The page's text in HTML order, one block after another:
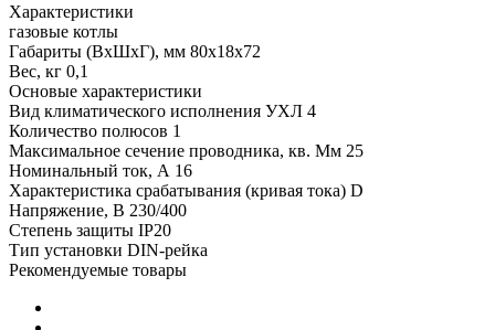
Характеристики
газовые котлы
Габариты (ВхШхГ), мм 80х18х72
Вес, кг 0,1
Основые характеристики
Вид климатического исполнения УХЛ 4
Количество полюсов 1
Максимальное сечение проводника, кв. Мм 25
Номинальный ток, А 16
Характеристика срабатывания (кривая тока) D
Напряжение, В 230/400
Степень защиты IP20
Тип установки DIN-рейка
Рекомендуемые товары